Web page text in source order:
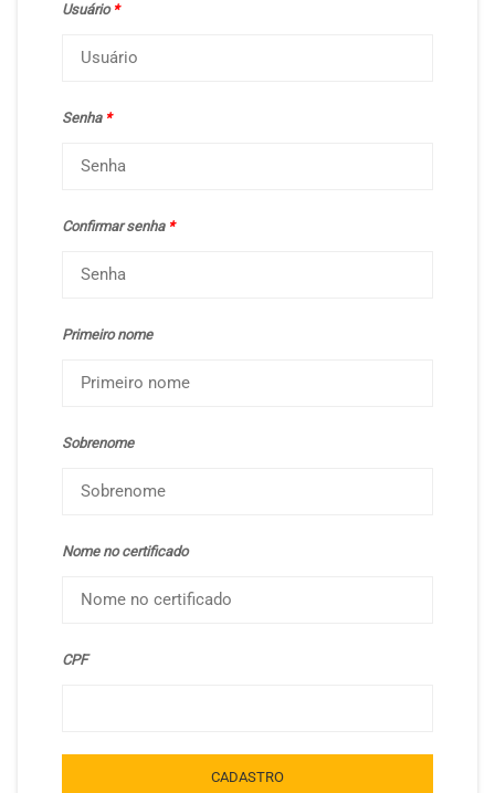
Usuário *
Senha *
Confirmar senha *
Primeiro nome
Sobrenome
Nome no certificado
CPF
CADASTRO